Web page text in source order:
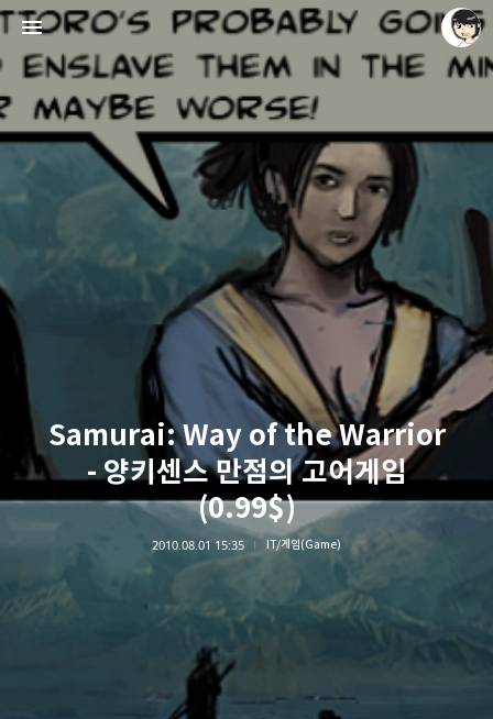
Samurai: Way of the Warrior
- 양키센스 만점의 고어게임
(0.99$)
2010.08.01 15:35 IT/게임(Game)
레이니아
레이니아